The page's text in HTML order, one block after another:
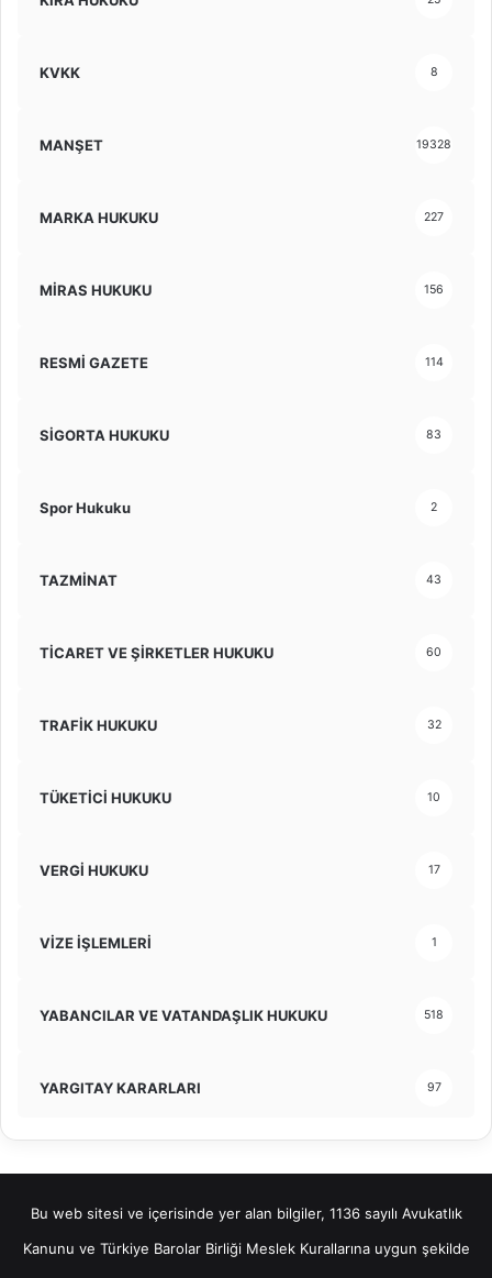
KVKK 8
MANŞET 19328
MARKA HUKUKU 227
MİRAS HUKUKU 156
RESMİ GAZETE 114
SİGORTA HUKUKU 83
Spor Hukuku 2
TAZMİNAT 43
TİCARET VE ŞİRKETLER HUKUKU 60
TRAFİK HUKUKU 32
TÜKETİCİ HUKUKU 10
VERGİ HUKUKU 17
VİZE İŞLEMLERİ 1
YABANCILAR VE VATANDAŞLIK HUKUKU 518
YARGITAY KARARLARI 97
Bu web sitesi ve içerisinde yer alan bilgiler, 1136 sayılı Avukatlık
Kanunu ve Türkiye Barolar Birliği Meslek Kurallarına uygun şekilde